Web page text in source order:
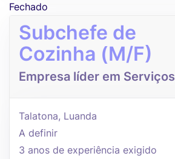
Fechado
Subchefe de
Cozinha (M/F)
Empresa líder em Serviços
Talatona, Luanda
A definir
3 anos de experiência exigido